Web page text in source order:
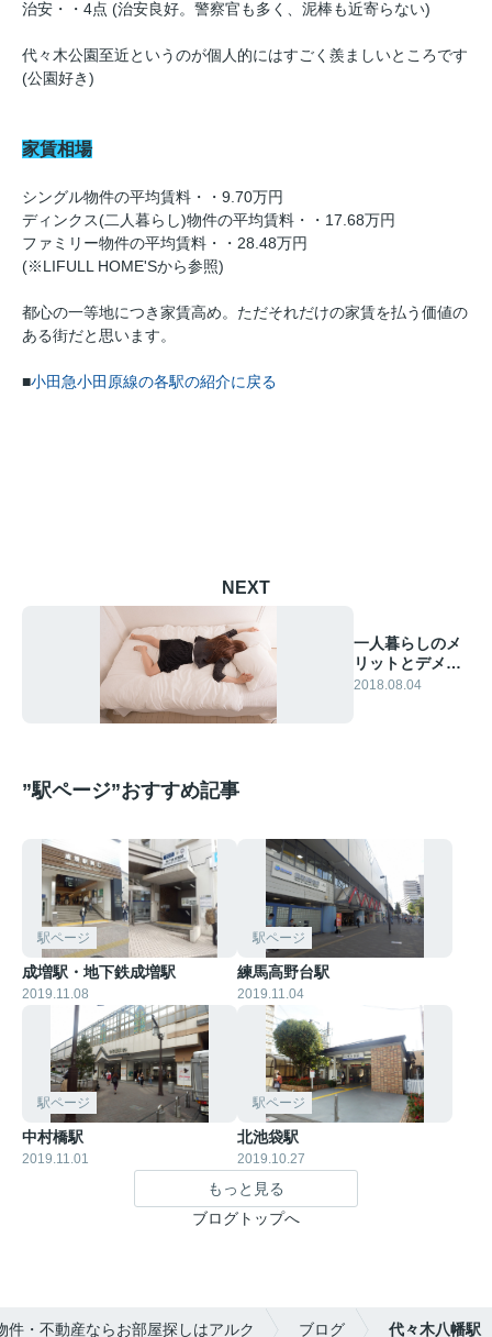
治安・・4点 (治安良好。警察官も多く、泥棒も近寄らない)
代々木公園至近というのが個人的にはすごく羨ましいところです
(公園好き)
家賃相場
シングル物件の平均賃料・・9.70万円
ディンクス(二人暮らし)物件の平均賃料・・17.68万円
ファミリー物件の平均賃料・・28.48万円
(※LIFULL HOME'Sから参照)
都心の一等地につき家賃高め。ただそれだけの家賃を払う価値の
ある街だと思います。
■小田急小田原線の各駅の紹介に戻る
NEXT
一人暮らしのメ
リットとデメリ
ット
2018.08.04
”駅ページ”おすすめ記事
駅ページ
成増駅・地下鉄成増駅
2019.11.08
駅ページ
練馬高野台駅
2019.11.04
駅ページ
中村橋駅
2019.11.01
駅ページ
北池袋駅
2019.10.27
もっと見る
ブログトップへ
件・不動産ならお部屋探しはアルク ブログ 代々木八幡駅